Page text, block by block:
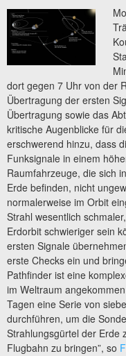
dort gegen 7 Uhr von der
Übertragung der ersten
Übertragung sowie das
kritische Augenblicke für
erschwerend hinzu, dass
Funksignale in einem
Raumfahrzeuge, die sich
Erde befinden, nicht
normalerweise im Orbit
Strahl wesentlich
Erdorbit schwieriger sein
ersten Signale
erste Checks ein und
Pathfinder ist eine
im Weltraum
Tagen eine Serie von
durchführen, um die
Strahlungsgürtel der Erde
Flugbahn zu bringen”, so